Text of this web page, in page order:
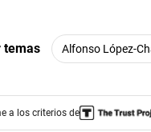
temas Alfonso López-
a los criterios de